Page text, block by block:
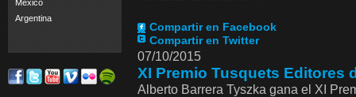
México
Argentina
Compartir en Facebook
Compartir en Twitter
07/10/2015
XI Premio Tusquets Editores
Alberto Barrera Tyszka gana el XI